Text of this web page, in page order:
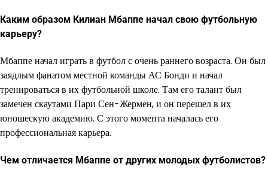
Каким образом Килиан Мбаппе начал свою футбольную
карьеру?
Мбаппе начал играть в футбол с очень раннего возраста. Он был
заядлым фанатом местной команды АС Бонди и начал
тренироваться в их футбольной школе. Там его талант был
замечен скаутами Пари Сен-Жермен, и он перешел в их
юношескую академию. С этого момента началась его
профессиональная карьера.
Чем отличается Мбаппе от других молодых футболистов?